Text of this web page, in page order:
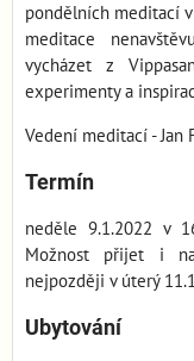
pondělních meditací
meditace
vycházet z
experimenty a
Vedení meditací - Jan
Termín
neděle 9.1.2022 v
Možnost přijet i
nejpozději v úterý
Ubytování